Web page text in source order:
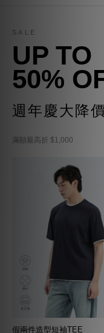
SALE
UP TO
50%
週年慶大降價
滿額最高折 $1,000
假兩件造型短袖TEE